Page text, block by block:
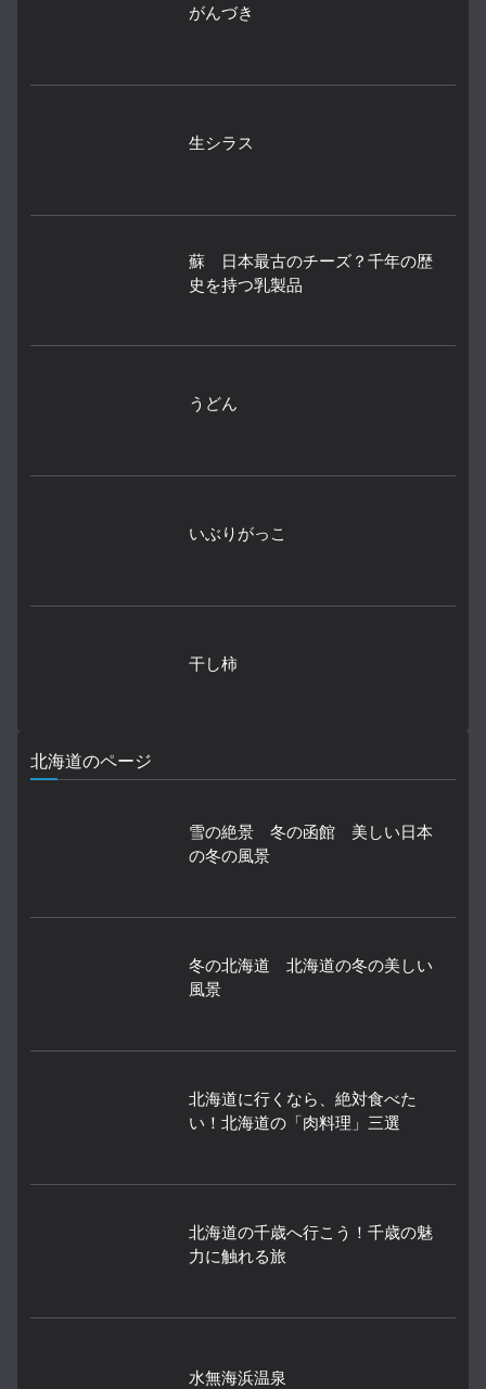
がんづき
生シラス
蘇 日本最古のチーズ？千年の歴
史を持つ乳製品
うどん
いぶりがっこ
干し柿
北海道のページ
雪の絶景 冬の函館 美しい日本
の冬の風景
冬の北海道 北海道の冬の美しい
風景
北海道に行くなら、絶対食べた
い！北海道の「肉料理」三選
北海道の千歳へ行こう！千歳の魅
力に触れる旅
水無海浜温泉